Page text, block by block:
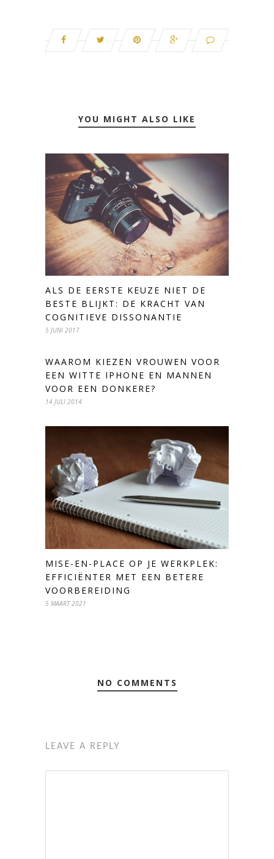
YOU MIGHT ALSO LIKE
ALS DE EERSTE KEUZE NIET DE
BESTE BLIJKT: DE KRACHT VAN
COGNITIEVE DISSONANTIE
5 JUNI 2017
WAAROM KIEZEN VROUWEN VOOR
EEN WITTE IPHONE EN MANNEN
VOOR EEN DONKERE?
14 JULI 2014
MISE-EN-PLACE OP JE WERKPLEK:
EFFICIËNTER MET EEN BETERE
VOORBEREIDING
5 MAART 2021
NO COMMENTS
LEAVE A REPLY